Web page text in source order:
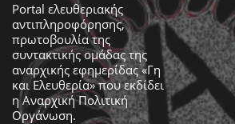
Portal ελευθεριακής
αντιπληροφόρησης,
πρωτοβουλία της
συντακτικής ομάδας της
αναρχικής εφημερίδας «Γη
και Ελευθερία» που εκδίδει
ηΑναρχική Πολιτική
Οργάνωση.